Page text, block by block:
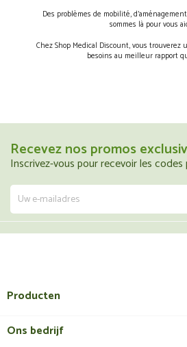
Des problèmes de mobilité,
sommes là pour vous
Chez Shop Medical Discount, vous trouverez
besoins au meilleur rapport
Recevez nos promos
Inscrivez-vous pour recevoir les
Producten
Ons bedrijf